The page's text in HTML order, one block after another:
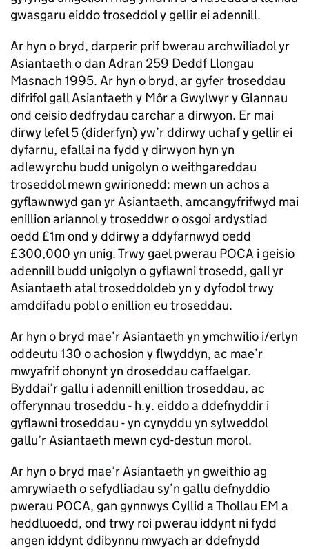
gwasgaru eiddo troseddol y gellir ei adennill.
Ar hyn o bryd, darperir prif bwerau archwiliadol yr
Asiantaeth o dan Adran 259 Deddf Llongau
Masnach 1995. Ar hyn o bryd, ar gyfer troseddau
difrifol gall Asiantaeth y Môr a Gwylwyr y Glannau
ond ceisio dedfrydau carchar a dirwyon. Er mai
dirwy lefel 5 (diderfyn) yw’r ddirwy uchaf y gellir ei
dyfarnu, efallai na fydd y dirwyon hyn yn
adlewyrchu budd unigolyn o weithgareddau
troseddol mewn gwirionedd: mewn un achos a
gyflawnwyd gan yr Asiantaeth, amcangyfrifwyd mai
enillion ariannol y troseddwr o osgoi ardystiad
oedd £1m ond y ddirwy a ddyfarnwyd oedd
£300,000 yn unig. Trwy gael pwerau POCA i geisio
adennill budd unigolyn o gyflawni trosedd, gall yr
Asiantaeth atal troseddoldeb yn y dyfodol trwy
amddifadu pobl o enillion eu troseddau.
Ar hyn o bryd mae’r Asiantaeth yn ymchwilio i/erlyn
oddeutu 130 o achosion y flwyddyn, ac mae’r
mwyafrif ohonynt yn droseddau caffaelgar.
Byddai’r gallu i adennill enillion troseddau, ac
offerynnau troseddu - h.y. eiddo a ddefnyddir i
gyflawni troseddau - yn cynyddu yn sylweddol
gallu’r Asiantaeth mewn cyd-destun morol.
Ar hyn o bryd mae’r Asiantaeth yn gweithio ag
amrywiaeth o sefydliadau sy’n gallu defnyddio
pwerau POCA, gan gynnwys Cyllid a Thollau EM a
heddluoedd, ond trwy roi pwerau iddynt ni fydd
angen iddynt ddibynnu mwyach ar ddefnydd